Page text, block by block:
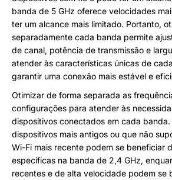
banda de 5 GHz oferece velocidades
ter um alcance mais limitado. Portanto,
separadamente cada banda permite
de canal, potência de transmissão e
atender às características únicas de
garantir uma conexão mais estável e
Otimizar de forma separada as
configurações para atender às
dispositivos conectados em cada banda.
dispositivos mais antigos ou que não
Wi-Fi mais recente podem se beneficiar
específicas na banda de 2,4 GHz,
recentes e de alta velocidade podem se